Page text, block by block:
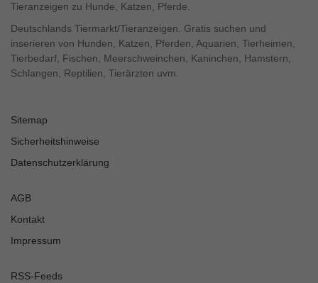
Tieranzeigen zu Hunde, Katzen, Pferde.
Deutschlands Tiermarkt/Tieranzeigen. Gratis suchen und
inserieren von Hunden, Katzen, Pferden, Aquarien, Tierheimen,
Tierbedarf, Fischen, Meerschweinchen, Kaninchen, Hamstern,
Schlangen, Reptilien, Tierärzten uvm.
Sitemap
Sicherheitshinweise
Datenschutzerklärung
AGB
Kontakt
Impressum
RSS-Feeds